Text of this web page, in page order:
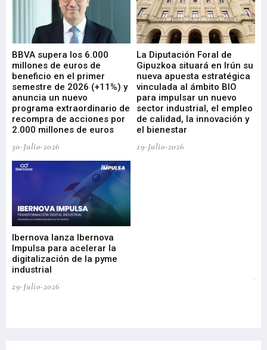
BBVA supera los 6.000
millones de euros de
beneficio en el primer
semestre de 2026 (+11%) y
anuncia un nuevo
programa extraordinario de
recompra de acciones por
2.000 millones de euros
30-Julio-2026
La Diputación Foral de
Gipuzkoa situará en Irún su
nueva apuesta estratégica
vinculada al ámbito BIO
para impulsar un nuevo
sector industrial, el empleo
de calidad, la innovación y
el bienestar
29-Julio-2026
Ibernova lanza Ibernova
Impulsa para acelerar la
digitalización de la pyme
industrial
29-Julio-2026